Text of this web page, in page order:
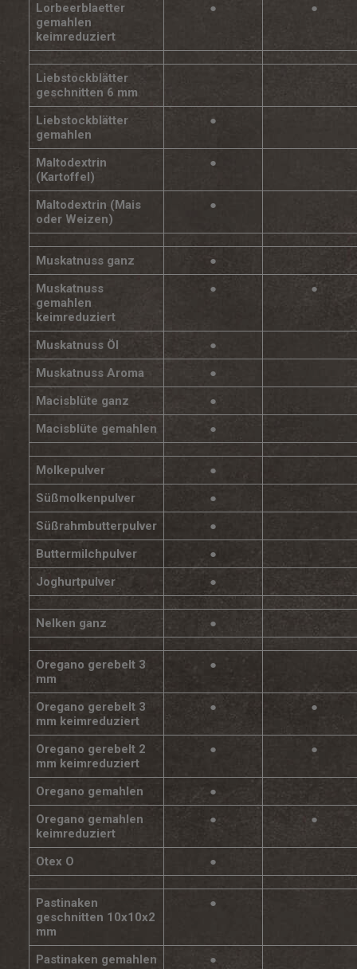
Lorbeerblaetter
gemahlen
keimreduziert
● ●
Liebstockblätter
geschnitten 6 mm
Liebstockblätter
gemahlen
●
Maltodextrin
(Kartoffel)
●
Maltodextrin (Mais
oder Weizen)
●
Muskatnuss ganz
●
Muskatnuss
gemahlen
keimreduziert
● ●
Muskatnuss Öl
●
Muskatnuss Aroma
●
Macisblüte ganz
●
Macisblüte gemahlen
●
Molkepulver
●
Süßmolkenpulver
●
Süßrahmbutterpulver
●
Buttermilchpulver
●
Joghurtpulver
●
Nelken ganz ●
Oregano gerebelt 3
mm
●
Oregano gerebelt 3
mm keimreduziert
● ●
Oregano gerebelt 2
mm keimreduziert
● ●
Oregano gemahlen
●
Oregano gemahlen
keimreduziert
● ●
Otex O ●
Pastinaken
geschnitten 10x10x2
mm
●
Pastinaken gemahlen ●